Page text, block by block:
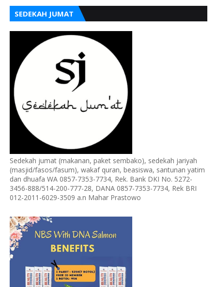
SEDEKAH JUMAT
Sedekah jumat (makanan, paket sembako), sedekah jariyah
(masjid/fasos/fasum), wakaf quran, beasiswa, santunan yatim
dan dhuafa WA 0857-7353-7734, Rek. Bank DKI No. 5272-
3456-888/514-200-777-28, DANA 0857-7353-7734, Rek BRI
012-2011-6029-3509 a.n Mahar Prastowo